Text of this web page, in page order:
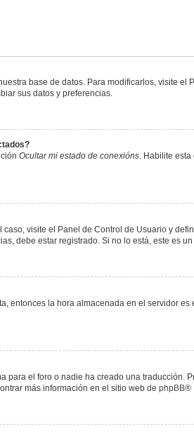
base de datos. Para modificarlos, visite
sus datos y preferencias.
Ocultar mi estado de conexións. Habilite esta
visite el Panel de Control de Usuario y
debe estar registrado. Si no lo está, este es
entonces la hora almacenada en el servidor
el foro o nadie ha creado una traducción.
más información en el sitio web de phpBB®